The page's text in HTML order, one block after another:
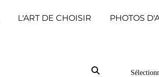
L'ART DE CHOISIR PHOTOS